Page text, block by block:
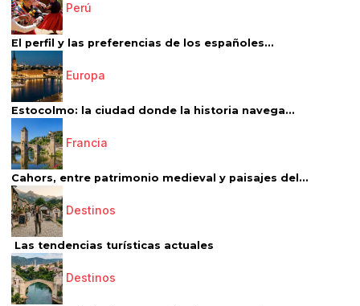
Perú
El perfil y las preferencias de los españoles...
Europa
Estocolmo: la ciudad donde la historia navega...
Francia
Cahors, entre patrimonio medieval y paisajes del...
Destinos
Las tendencias turísticas actuales
Destinos